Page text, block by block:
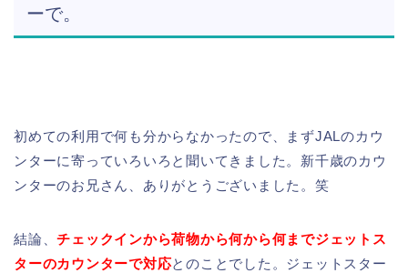
ーで。
初めての利用で何も分からなかったので、まずJALのカウ
ンターに寄っていろいろと聞いてきました。新千歳のカウ
ンターのお兄さん、ありがとうございました。笑
結論、チェックインから荷物から何から何までジェットス
ターのカウンターで対応とのことでした。ジェットスター